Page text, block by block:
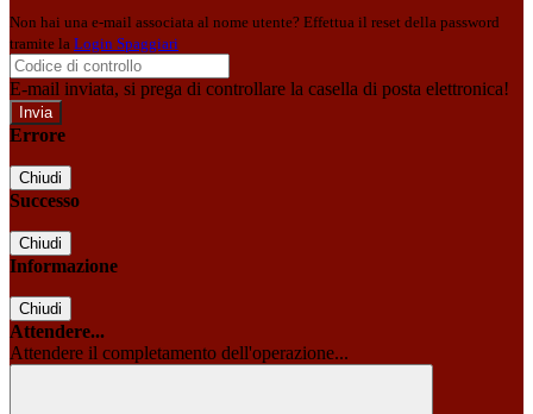
Non hai una e-mail associata al nome utente? Effettua il reset della password
tramite la Login Spaggiari
E-mail inviata, si prega di controllare la casella di posta elettronica!
Errore
Chiudi
Successo
Chiudi
Informazione
Chiudi
Attendere...
Attendere il completamento dell'operazione...